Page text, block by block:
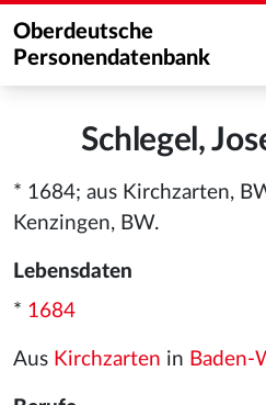
Oberdeutsche
Personendatenbank
Schlegel,
* 1684; aus Kirchzarten,
Kenzingen, BW.
Lebensdaten
* 1684
Aus Kirchzarten in Baden-